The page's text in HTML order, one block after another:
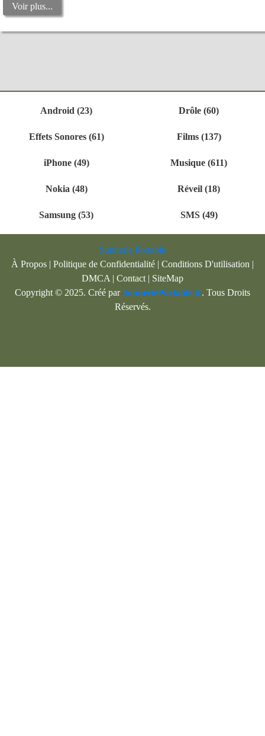
Voir plus...
Android (23) Drôle (60)
Effets Sonores (61) Films (137)
iPhone (49) Musique (611)
Nokia (48) Réveil (18)
Samsung (53) SMS (49)
Sonnerie Portable
À Propos | Politique de Confidentialité | Conditions D'utilisation |
DMCA | Contact | SiteMap
Copyright © 2025. Créé parSonneriePortable.fr. Tous Droits
Réservés.